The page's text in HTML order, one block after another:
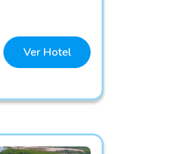
Ver Hotel